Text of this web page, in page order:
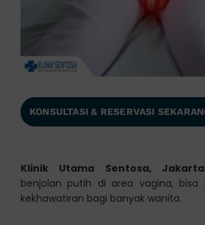
KONSULTASI & RESERVASI
Klinik Utama Sentosa, Jakarta
benjolan putih di area vagina, bisa
kekhawatiran bagi banyak wanita.